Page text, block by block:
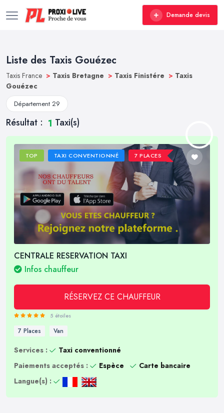
Demande devis
Liste des Taxis Gouézec
Taxis France > Taxis Bretagne > Taxis Finistére > Taxis
Gouézec
Département 29
Résultat : 1 Taxi(s)
TOP TAXI CONVENTIONNÉ 7 PLACES
CENTRALE RESERVATION TAXI
Infos chauffeur
RÉSERVEZ CE CHAUFFEUR
5 étoiles
7 Places Van
Services :
Taxi conventionné
Paiements acceptés :
Espèce
Carte bancaire
Langue(s) :